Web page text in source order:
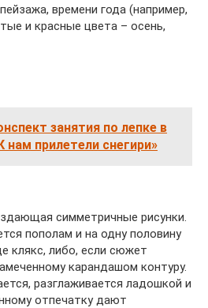
времени года (например,
и красные цвета – осень,
занятия по лепке в
нам прилетели снегири»
симметричные рисунки.
пополам и на одну половину
клякс, либо, если сюжет
карандашом контуру.
разглаживается ладошкой и
отпечатку дают